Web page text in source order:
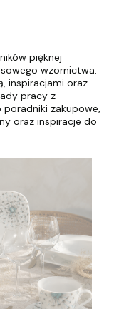
pięknej
wzornictwa.
inspiracjami oraz
pracy z
poradniki zakupowe,
oraz inspiracje do